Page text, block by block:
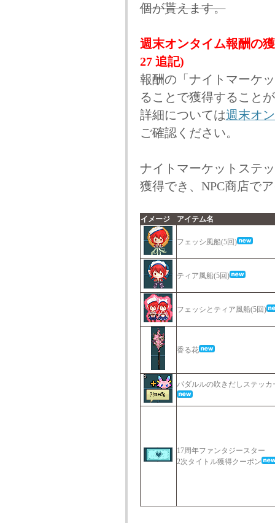
個が貰えます。
週末オンタイム報酬の
27 追記)
報酬の「ナイトマーケ
ることで獲得すること
詳細については週末オ
ご確認ください。
ナイトマーケットステ
獲得でき、NPC商店で
イメージ アイテム名
フェッシ風船(5回)
ティア風船(5回)
フェッシとティア風船(5回)
香る花
パダルルの吹きだしステッカ
17周年ファンタジースター
2次タイトル獲得クーポン